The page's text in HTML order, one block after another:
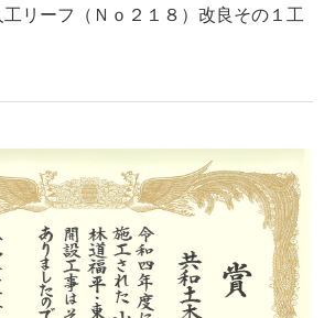
リーフ（Ｎｏ２１８）改良その１工